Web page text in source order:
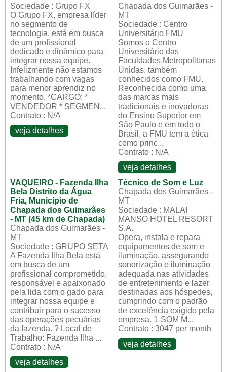
Sociedade : Grupo FX
O Grupo FX, empresa líder
no segmento de
tecnologia, está em busca
de um profissional
dedicado e dinâmico para
integrar nossa equipe.
Infelizmente não estamos
trabalhando com vagas
para menor aprendiz no
momento. *CARGO: *
VENDEDOR * SEGMEN...
Contrato : N/A
veja detalhes
Chapada dos Guimarães -
MT
Sociedade : Centro
Universitário FMU
Somos o Centro
Universitário das
Faculdades Metropolitanas
Unidas, também
conhecidos como FMU.
Reconhecida como uma
das marcas mais
tradicionais e inovadoras
do Ensino Superior em
São Paulo e em todo o
Brasil, a FMU tem a ética
como princ...
Contrato : N/A
veja detalhes
VAQUEIRO - Fazenda Ilha
Bela Distrito da Água
Fria, Município de
Chapada dos Guimarães
- MT (45 km de Chapada)
Chapada dos Guimarães -
MT
Sociedade : GRUPO SETA
A Fazenda Ilha Bela está
em busca de um
profissional comprometido,
responsável e apaixonado
pela lida com o gado para
integrar nossa equipe e
contribuir para o sucesso
das operações pecuárias
da fazenda. ? Local de
Trabalho: Fazenda Ilha ...
Contrato : N/A
veja detalhes
Técnico de Som e Luz
Chapada dos Guimarães -
MT
Sociedade : MALAI
MANSO HOTEL RESORT
S.A.
Opera, instala e repara
equipamentos de som e
iluminação, assegurando
sonorização e iluminação
adequada nas atividades
de entretenimento e lazer
destinadas aos hóspedes,
cumprindo com o padrão
de excelência exigido pela
empresa. 1-SOM M...
Contrato : 3047 per month
veja detalhes